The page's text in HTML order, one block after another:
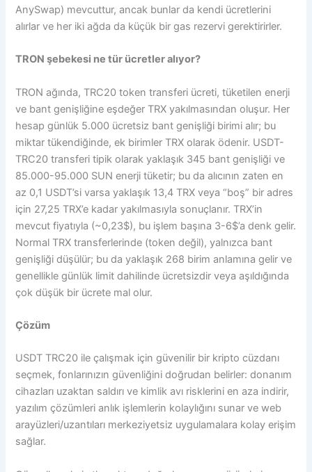
AnySwap) mevcuttur, ancak bunlar da kendi ücretlerini
alırlar ve her iki ağda da küçük bir gas rezervi gerektirirler.
TRON şebekesi ne tür ücretler alıyor?
TRON ağında, TRC20 token transferi ücreti, tüketilen enerji
ve bant genişliğine eşdeğer TRX yakılmasından oluşur. Her
hesap günlük 5.000 ücretsiz bant genişliği birimi alır; bu
miktar tükendiğinde, ek birimler TRX olarak ödenir. USDT-
TRC20 transferi tipik olarak yaklaşık 345 bant genişliği ve
85.000-95.000 SUN enerji tüketir; bu da alıcının zaten en
az 0,1 USDT’si varsa yaklaşık 13,4 TRX veya “boş” bir adres
için 27,25 TRX’e kadar yakılmasıyla sonuçlanır. TRX’in
mevcut fiyatıyla (~0,23$), bu işlem başına 3-6$’a denk gelir.
Normal TRX transferlerinde (token değil), yalnızca bant
genişliği düşülür; bu da yaklaşık 268 birim anlamına gelir ve
genellikle günlük limit dahilinde ücretsizdir veya aşıldığında
çok düşük bir ücrete mal olur.
Çözüm
USDT TRC20 ile çalışmak için güvenilir bir kripto cüzdanı
seçmek, fonlarınızın güvenliğini doğrudan belirler: donanım
cihazları uzaktan saldırı ve kimlik avı risklerini en aza indirir,
yazılım çözümleri anlık işlemlerin kolaylığını sunar ve web
arayüzleri/uzantıları merkeziyetsiz uygulamalara kolay erişim
sağlar.